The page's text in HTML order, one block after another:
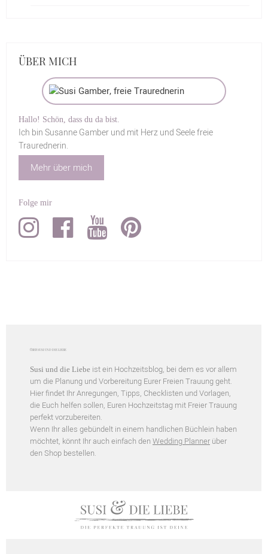
ÜBER MICH
Hallo! Schön, dass du da bist.
Ich bin Susanne Gamber und mit Herz und Seele freie
Traurednerin.
Mehr über mich
Folge mir
ÜBER SUSI UND DIE LIEBE
Susi und die Liebe ist ein Hochzeitsblog, bei dem es vor allem
um die Planung und Vorbereitung Eurer Freien Trauung geht.
Hier findet Ihr Anregungen, Tipps, Checklisten und Vorlagen,
die Euch helfen sollen, Euren Hochzeitstag mit Freier Trauung
perfekt vorzubereiten.
Wenn Ihr alles gebündelt in einem handlichen Büchlein haben
möchtet, könnt Ihr auch einfach den Wedding Planner über
den Shop bestellen.